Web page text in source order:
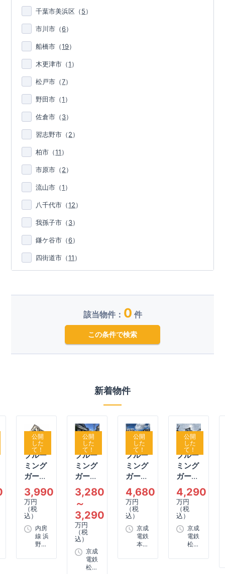
千葉市美浜区 （5）
市川市 （6）
船橋市 （19）
木更津市 （1）
松戸市 （7）
野田市 （1）
佐倉市 （3）
習志野市 （2）
柏市 （11）
市原市 （2）
流山市 （1）
八千代市 （12）
我孫子市 （3）
鎌ケ谷市 （6）
四街道市 （11）
該当物件： 0 件
この条件で検索
新着物件
公開
した
て！
ブルー
ミング
ガーデ
ン
千葉市
中央区
浜野町
1棟
3,990
万円
（税
込）
内房
線 浜
野駅
徒歩
公開
した
て！
ブルー
ミング
ガーデ
ン
船橋市
松が丘
3丁目2
期2棟
3,280
～
3,290
万円
（税
込）
京成
電鉄
松戸
公開
した
て！
ブルー
ミング
ガーデ
ン
八千代
市八千
代台東
3丁目1
4,680
万円
（税
込）
京成
電鉄
本線
代台
公開
した
て！
ブルー
ミング
ガーデ
ン
船橋市
大穴北
3丁目1
棟
4,290
万円
（税
込）
京成
電鉄
松戸
咲駅